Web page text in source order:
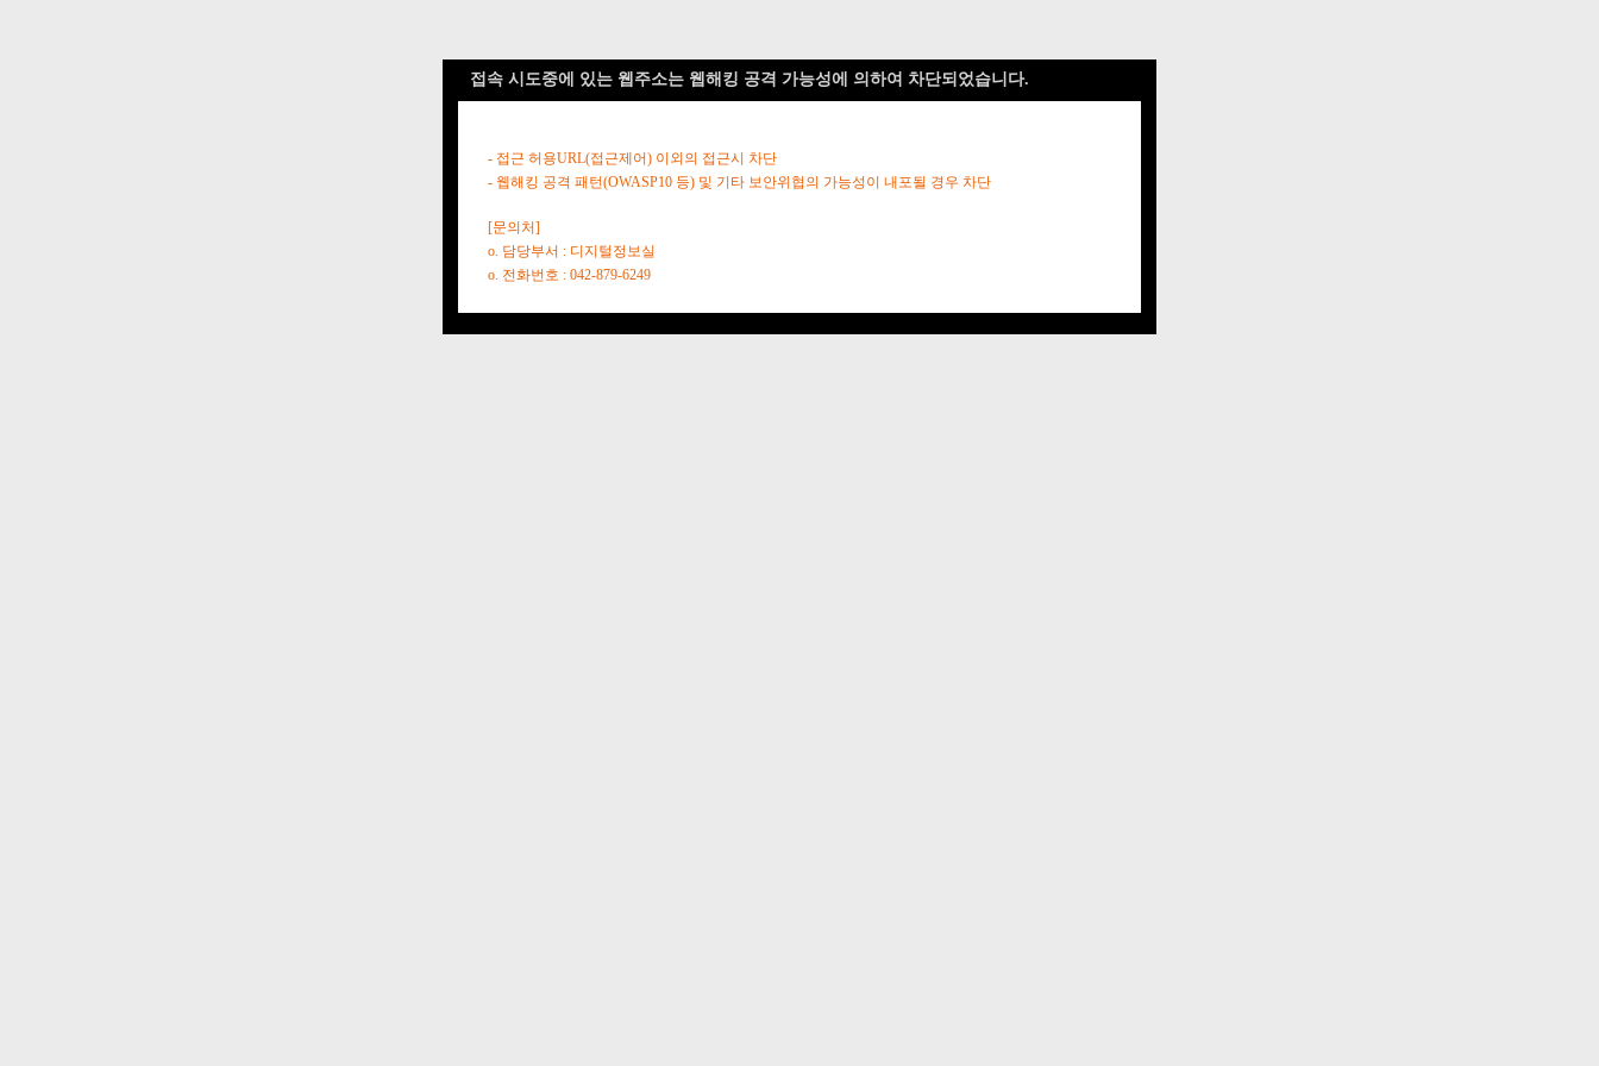
접속 시도중에 있는 웹주소는 웹해킹 공격 가능성에 의하여 차단되었습니다.
- 접근 허용URL(접근제어) 이외의 접근시 차단
- 웹해킹 공격 패턴(OWASP10 등) 및 기타 보안위협의 가능성이 내포될 경우 차단
[문의처]
o. 담당부서 : 디지털정보실
o. 전화번호 : 042-879-6249